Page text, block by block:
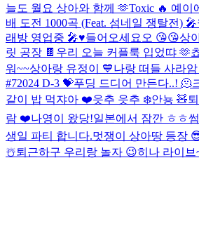
늘도 월요 상아와 함께 🫶Toxic 🔥 예이
배 도전 1000곡 (Feat. 섬네일 쟁탈전) 🎤
래방 영업중 🎤♥️들어오세요오 😘😘상
릿 공장 🍫 우리 오늘 커플룩 입었땨 🫶
워~~상아랑 유정이 💙나랑 떠들 사라암
#72024 D-3 💝푸딩 드디어 만든다..! 🫠
같이 밥 먹쟈아 ❤️읏추 읏추 ❄️안뇽 🧸
람 ❤️나영이 왔당!일본에서 잠깐 ㅎㅎ
생일 파티 합니다.멋쟁이 상아땅 등장
☃️퇴근하구 우리랑 놀자 😉히나 라이브